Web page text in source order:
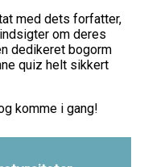
med dets forfatter,
om deres
dedikeret bogorm
quiz helt sikkert
komme i gang!